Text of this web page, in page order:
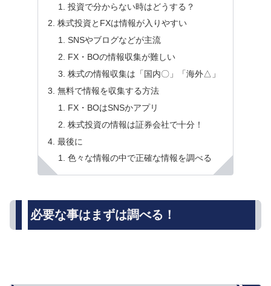
投資で分からない時はどうする？
株式投資とFXは情報が入りやすい
SNSやブログなどが主流
FX・BOの情報収集が難しい
株式の情報収集は「国内〇」「海外△」
無料で情報を収集する方法
FX・BOはSNSかアプリ
株式投資の情報は証券会社で十分！
最後に
色々な情報の中で正確な情報を調べる
必要な事はまずは調べる！